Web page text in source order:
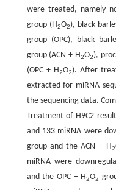
were treated, namely
group (H2O2), black
group (OPC), black
group (ACN + H2O2),
(OPC + H2O2). After
extracted for miRNA
the sequencing data.
Treatment of H9C2
and 133 miRNA were
group and the ACN + H2
miRNA were
and the OPC + H2O2